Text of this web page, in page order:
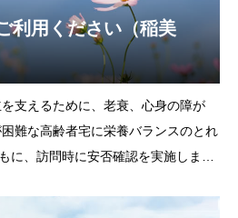
利用ください（稲美
支えるために、老衰、心身の障が
難な高齢者宅に栄養バランスのとれ
に、訪問時に安否確認を実施しま
人のみの世帯